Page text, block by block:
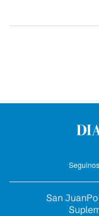
San Juan